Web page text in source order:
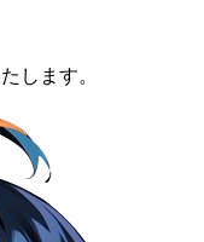
します。